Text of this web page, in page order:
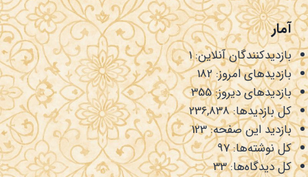
آمار
بازدیدکنندگان آنلاین:1
بازدیدهای امروز:182
بازدیدهای دیروز:355
کل بازدیدها:236,838
بازدید این صفحه:123
کل نوشته‌ها:97
کل دیدگاه‌ها:33